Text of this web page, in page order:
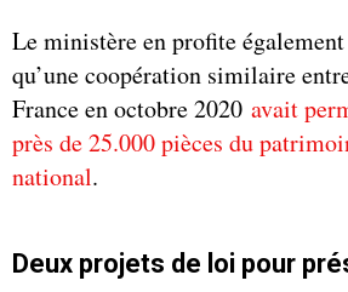
Le ministère en profite
qu’une coopération similaire
France en octobre 2020 avait
près de 25.000 pièces du
national.
Deux projets de loi pour